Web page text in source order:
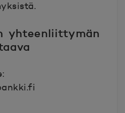
yhteenliittymän